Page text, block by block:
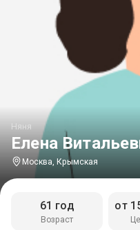
Елена
Няня
Москва, Крымская
Возраст
61 год от